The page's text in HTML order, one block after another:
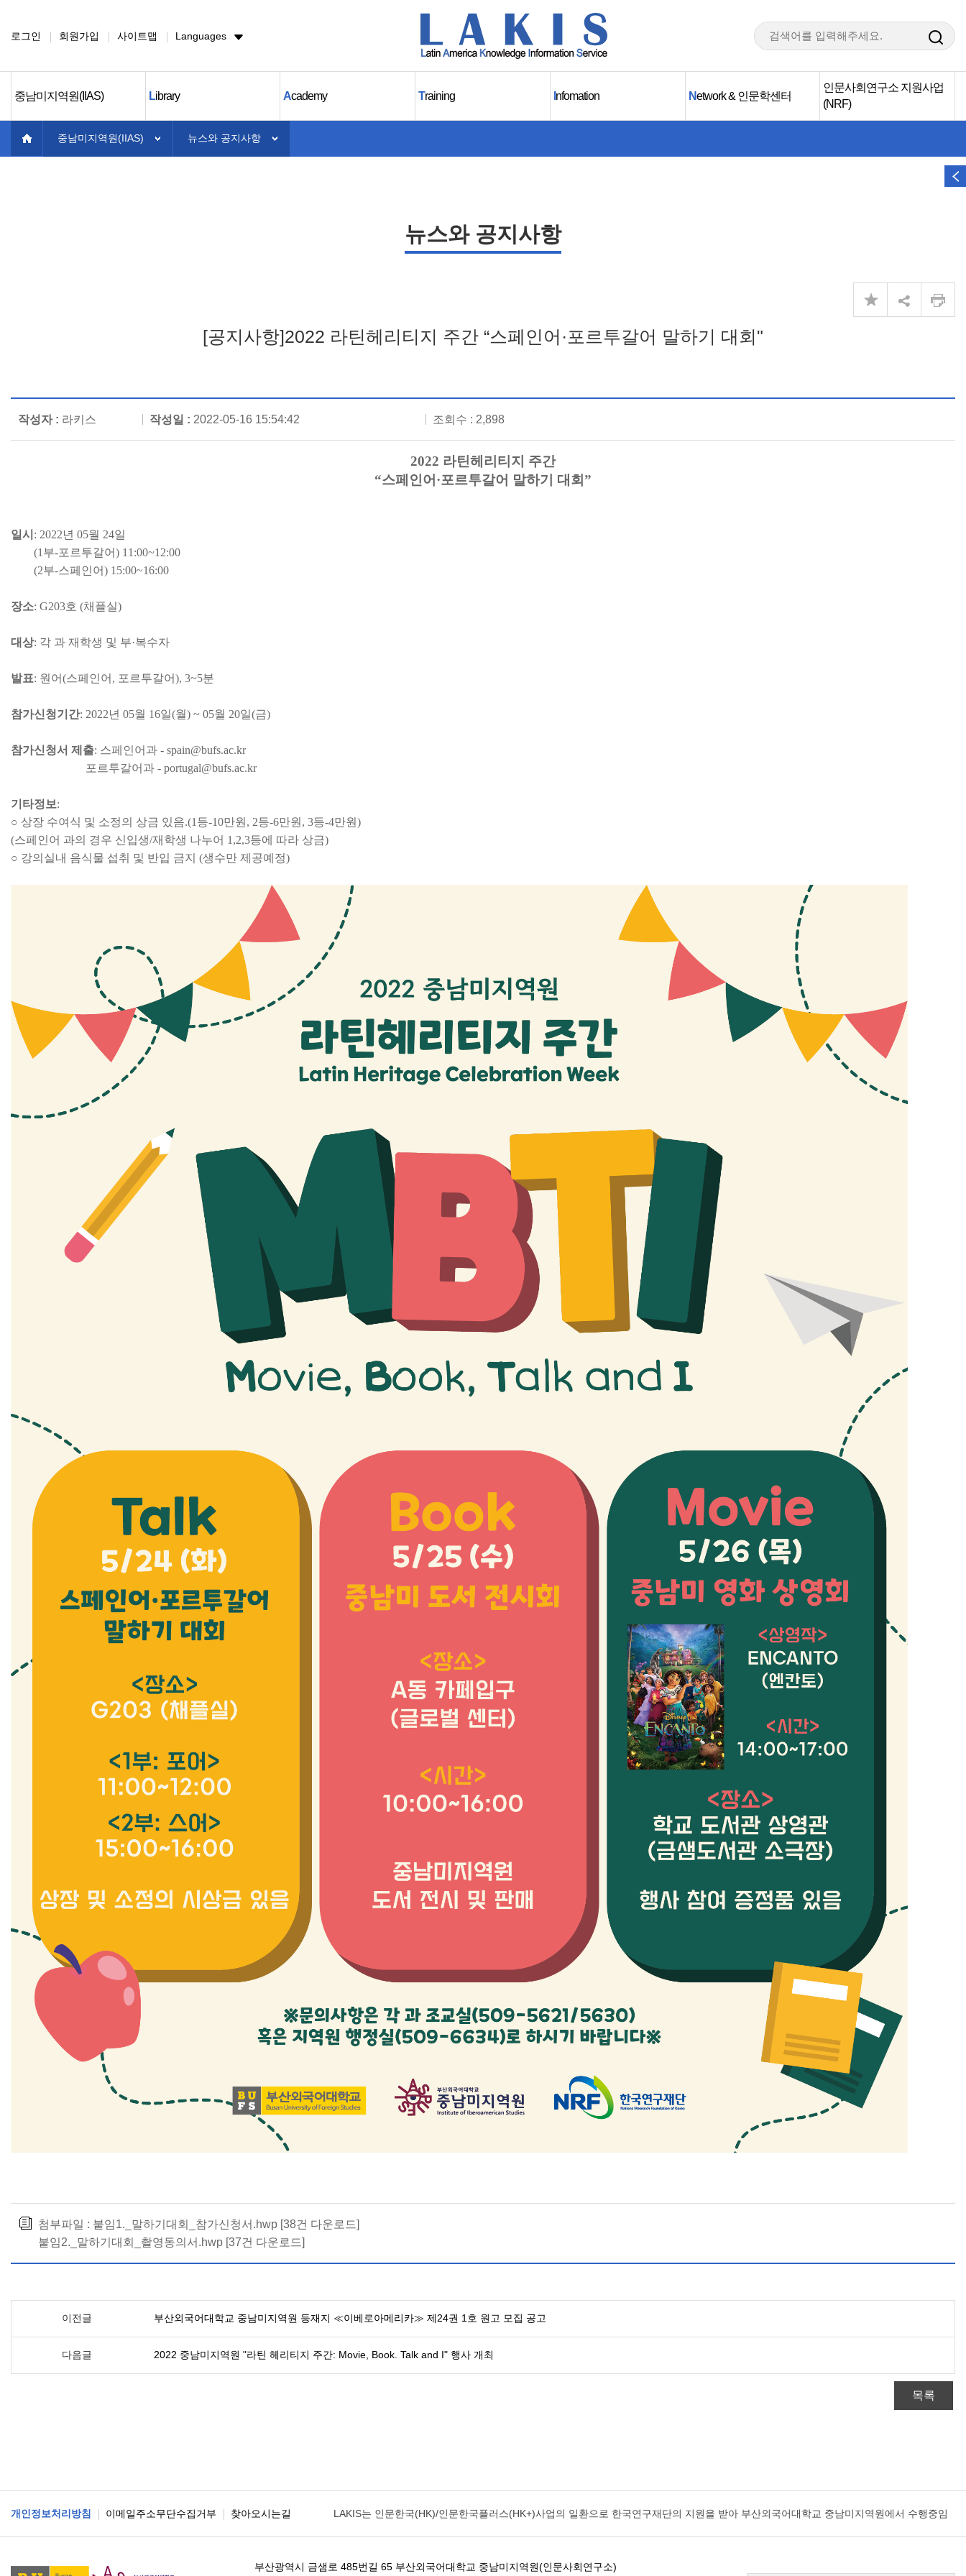
로그인 회원가입 사이트맵 Languages
중남미지역원(IIAS) Library Academy Training nfomation Network & 인문학센터
인문사회연구소 지원사업
(NRF)
중남미지역원(IIAS) 뉴스와 공지사항
뉴스와 공지사항
[공지사항]2022 라틴헤리티지 주간 “스페인어·포르투갈어 말하기 대회"
작성자 : 라키스 작성일 : 2022-05-16 15:54:42 조회수 : 2,898
2022 라틴헤리티지 주간
“스페인어 ·포르투갈어 말하기 대회”
일시 : 2022년 05월 24일
(1 부-포르투갈어) 11:00~12:00
(2부-스페인어) 15:00~16:00
장소: G203호 (채플실)
대상: 각 과 재학생 및 부·복수자
발표: 원어(스페인어 , 포르투갈어), 3~5분
참가신청기간: 2022년 05월 16일(월) ~ 05월 20일(금)
참가신청서 제출: 스페인어과 - spain@bufs.ac.kr
포르투갈어과 - portugal@bufs.ac.kr
기타정보:
○ 상장 수여식 및 소정의 상금 있음.(1 등-10만원 , 2등-6만원 , 3등-4만원)
(스페인어 과의 경우 신입생/재학생 나누어 1,2,3등에 따라 상금)
○ 강의실내 음식물 섭취 및 반입 금지 (생수만 제공예정)
첨부파일 : 붙임1._말하기대회_참가신청서.hwp [38건 다운로드]
붙임2._말하기대회_촬영동의서.hwp [37건 다운로드]
이전글 부산외국어대학교 중남미지역원 등재지 ≪이베로아메리카≫ 제24권 1호 원고 모집 공고
다음글 2022 중남미지역원 "라틴 헤리티지 주간: Movie, Book. Talk and I" 행사 개최
목록
개인정보처리방침 이메일주소무단수집거부 찾아오시는길 LAKIS는 인문한국(HK)/인문한국플러스(HK+)사업의 일환으로 한국연구재단의 지원을 받아 부산외국어대학교 중남미지역원에서 수행중임
부산광역시 금샘로 485번길 65 부산외국어대학교 중남미지역원(인문사회연구소)